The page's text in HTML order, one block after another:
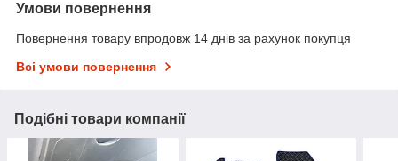
Умови повернення
Повернення товару впродовж 14 днів за рахунок покупця
Всі умови повернення
Подібні товари компанії